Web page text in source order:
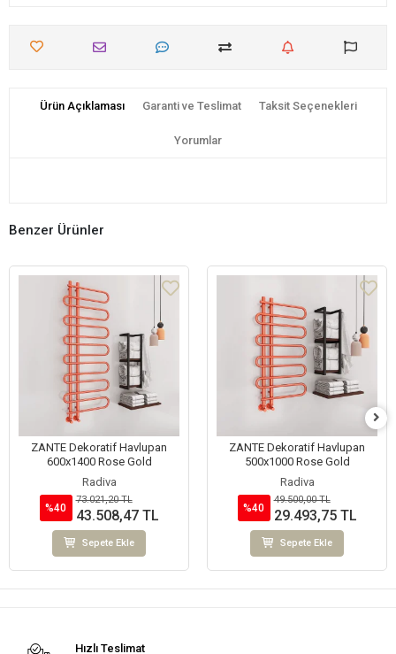
Ürün Açıklaması Garanti ve Teslimat Taksit Seçenekleri
Yorumlar
Benzer Ürünler
ZANTE Dekoratif Havlupan
600x1400 Rose Gold
Radiva
%40
73.021,20 TL
43.508,47 TL
Sepete Ekle
ZANTE Dekoratif Havlupan
500x1000 Rose Gold
Radiva
%40
49.500,00 TL
29.493,75 TL
Sepete Ekle
Hızlı Teslimat